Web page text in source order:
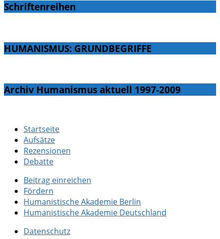
Schriftenreihen
HUMANISMUS: GRUNDBEGRIFFE
Archiv Humanismus aktuell 1997-2009
Startseite
Aufsätze
Rezensionen
Debatte
Beitrag einreichen
Fördern
Humanistische Akademie Berlin
Humanistische Akademie Deutschland
Datenschutz